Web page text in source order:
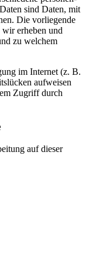
sind Daten, mit
Die vor­lie­gende
erheben und
zu wel­chem
im Internet (z. B.
auf­weisen
Zugriff durch
auf dieser